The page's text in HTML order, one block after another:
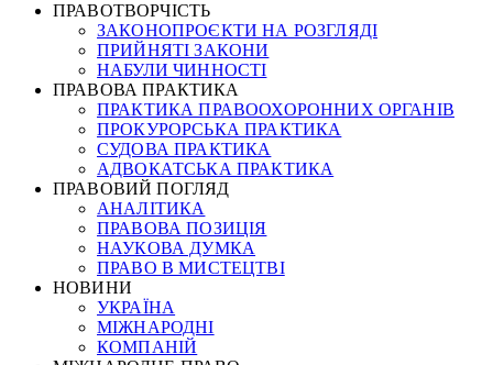
ПРАВОТВОРЧІСТЬ
ЗАКОНОПРОЄКТИ НА РОЗГЛЯДІ
ПРИЙНЯТІ ЗАКОНИ
НАБУЛИ ЧИННОСТІ
ПРАВОВА ПРАКТИКА
ПРАКТИКА ПРАВООХОРОННИХ ОРГАНІВ
ПРОКУРОРСЬКА ПРАКТИКА
СУДОВА ПРАКТИКА
АДВОКАТСЬКА ПРАКТИКА
ПРАВОВИЙ ПОГЛЯД
АНАЛІТИКА
ПРАВОВА ПОЗИЦІЯ
НАУКОВА ДУМКА
ПРАВО В МИСТЕЦТВІ
НОВИНИ
УКРАЇНА
МІЖНАРОДНІ
КОМПАНІЙ